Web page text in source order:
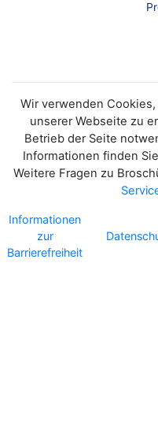
Wir verwenden
unserer Webseite zu
Betrieb der Seite
Informationen finden
Weitere Fragen zu
Informationen
zur
Barrierefreiheit